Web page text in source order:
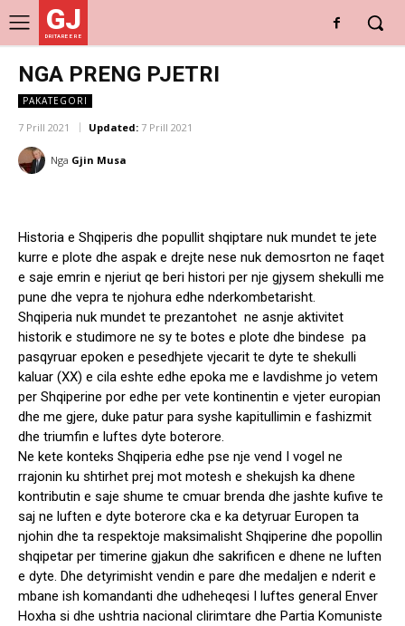
GJ
DRITARE E RE
NGA PRENG PJETRI
PAKATEGORI
7 Prill 2021 Updated: 7 Prill 2021
Nga Gjin Musa
Historia e Shqiperis dhe popullit shqiptare nuk mundet te jete
kurre e plote dhe aspak e drejte nese nuk demosrton ne faqet
e saje emrin e njeriut qe beri histori per nje gjysem shekulli me
pune dhe vepra te njohura edhe nderkombetarisht.
Shqiperia nuk mundet te prezantohet ne asnje aktivitet
historik e studimore ne sy te botes e plote dhe bindese pa
pasqyruar epoken e pesedhjete vjecarit te dyte te shekulli
kaluar (XX) e cila eshte edhe epoka me e lavdishme jo vetem
per Shqiperine por edhe per vete kontinentin e vjeter europian
dhe me gjere, duke patur para syshe kapitullimin e fashizmit
dhe triumfin e luftes dyte boterore.
Ne kete konteks Shqiperia edhe pse nje vend I vogel ne
rrajonin ku shtirhet prej mot motesh e shekujsh ka dhene
kontributin e saje shume te cmuar brenda dhe jashte kufive te
saj ne luften e dyte boterore cka e ka detyruar Europen ta
njohin dhe ta respektoje maksimalisht Shqiperine dhe popollin
shqipetar per timerine gjakun dhe sakrificen e dhene ne luften
e dyte. Dhe detyrimisht vendin e pare dhe medaljen e nderit e
mbane ish komandanti dhe udheheqesi I luftes general Enver
Hoxha si dhe ushtria nacional clirimtare dhe Partia Komuniste